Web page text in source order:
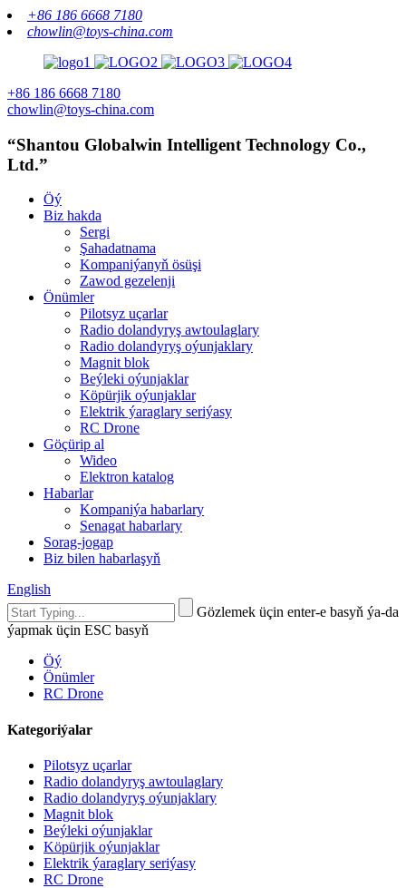
+86 186 6668 7180
chowlin@toys-china.com
+86 186 6668 7180
chowlin@toys-china.com
“Shantou Globalwin Intelligent Technology Co.,
Ltd.”
Öý
Biz hakda
Sergi
Şahadatnama
Kompaniýanyň ösüşi
Zawod gezelenji
Önümler
Pilotsyz uçarlar
Radio dolandyryş awtoulaglary
Radio dolandyryş oýunjaklary
Magnit blok
Beýleki oýunjaklar
Köpürjik oýunjaklar
Elektrik ýaraglary seriýasy
RC Drone
Göçürip al
Wideo
Elektron katalog
Habarlar
Kompaniýa habarlary
Senagat habarlary
Sorag-jogap
Biz bilen habarlaşyň
English
Gözlemek üçin enter-e basyň ýa-da
ýapmak üçin ESC basyň
Öý
Önümler
RC Drone
Kategoriýalar
Pilotsyz uçarlar
Radio dolandyryş awtoulaglary
Radio dolandyryş oýunjaklary
Magnit blok
Beýleki oýunjaklar
Köpürjik oýunjaklar
Elektrik ýaraglary seriýasy
RC Drone